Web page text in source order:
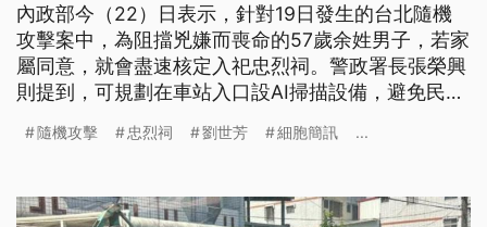
內政部今（22）日表示，針對19日發生的台北隨機
攻擊案中，為阻擋兇嫌而喪命的57歲余姓男子，若家
屬同意，就會盡速核定入祀忠烈祠。警政署長張榮興
則提到，可規劃在車站入口設AI掃描設備，避免民眾
隨機攻擊 忠烈祠 劉世芳 細胞簡訊 ...